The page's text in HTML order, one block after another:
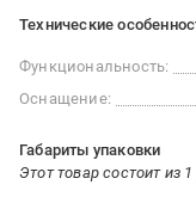
Технические
Функциональность:
Оснащение:
Габариты упаковки
Этот товар состоит из